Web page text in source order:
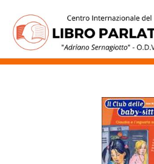
contenuto